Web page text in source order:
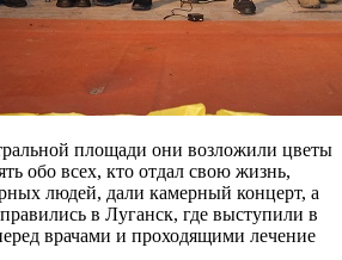
площади они возложили цветы
обо всех, кто отдал свою жизнь,
людей, дали камерный концерт, а
в Луганск, где выступили в
врачами и проходящими лечение